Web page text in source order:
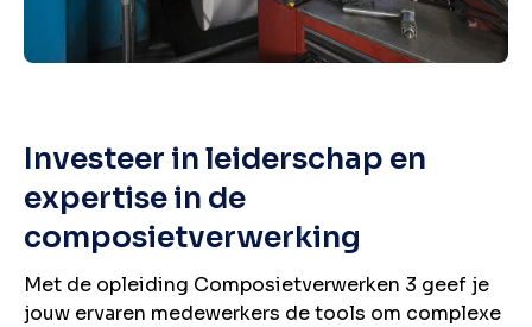
Investeer in leiderschap en
expertise in de
composietverwerking
Met de opleiding Composietverwerken 3 geef je
jouw ervaren medewerkers de tools om complexe